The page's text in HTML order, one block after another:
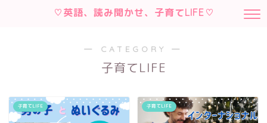
♡英語、読み聞かせ、子育てLIFE♡
― CATEGORY ―
子育てLIFE
子育てLIFE 子育てLIFE